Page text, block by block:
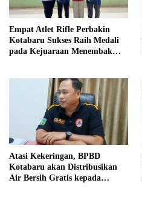
Empat Atlet Rifle Perbakin
Kotabaru Sukses Raih Medali
pada Kejuaraan Menembak
Atasi Kekeringan, BPBD
Kotabaru akan Distribusikan
Air Bersih Gratis kepada